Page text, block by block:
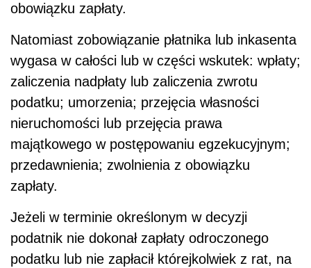
obowiązku zapłaty.
Natomiast zobowiązanie płatnika lub inkasenta
wygasa w całości lub w części wskutek: wpłaty;
zaliczenia nadpłaty lub zaliczenia zwrotu
podatku; umorzenia; przejęcia własności
nieruchomości lub przejęcia prawa
majątkowego w postępowaniu egzekucyjnym;
przedawnienia; zwolnienia z obowiązku
zapłaty.
Jeżeli w terminie określonym w decyzji
podatnik nie dokonał zapłaty odroczonego
podatku lub nie zapłacił którejkolwiek z rat, na